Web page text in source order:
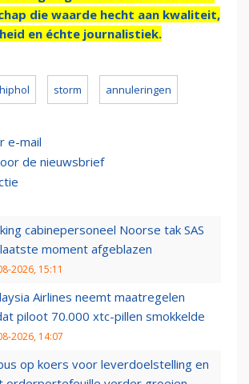
die waarde hecht aan kwaliteit,
en échte journalistiek.
storm annuleringen
e-mail
de nieuwsbrief
cabinepersoneel Noorse tak SAS
moment afgeblazen
2026, 15:11
Airlines neemt maatregelen
piloot 70.000 xtc-pillen smokkelde
2026, 14:07
op koers voor leverdoelstelling en